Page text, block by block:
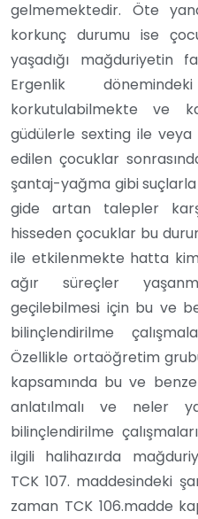
gelmemektedir. Öte
korkunç durumu ise
yaşadığı mağduriyetin
Ergenlik
korkutulabilmekte ve
güdülerle sexting ile
edilen çocuklar
şantaj-yağma gibi
gide artan talepler
hisseden çocuklar bu
ile etkilenmekte hatta
ağır süreçler
geçilebilmesi için bu ve
bilinçlendirilme
Özellikle ortaöğretim
kapsamında bu ve
anlatılmalı ve neler
bilinçlendirilme
ilgili halihazırda
TCK 107. maddesindeki
zaman TCK 106.madde